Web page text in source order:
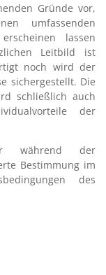
Gründe vor,
umfassenden
lassen
Leitbild ist
noch wird der
sichergestellt. Die
schließlich auch
der
während der
Bestimmung im
des